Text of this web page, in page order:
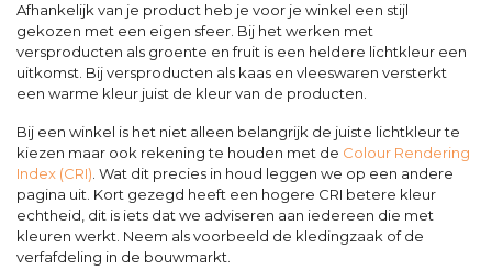
Afhankelijk van je product heb je voor je winkel een stijl
gekozen met een eigen sfeer. Bij het werken met
versproducten als groente en fruit is een heldere lichtkleur een
uitkomst. Bij versproducten als kaas en vleeswaren versterkt
een warme kleur juist de kleur van de producten.
Bij een winkel is het niet alleen belangrijk de juiste lichtkleur te
kiezen maar ook rekening te houden met de Colour Rendering
Index (CRI) . Wat dit precies in houd leggen we op een andere
pagina uit. Kort gezegd heeft een hogere CRI betere kleur
echtheid, dit is iets dat we adviseren aan iedereen die met
kleuren werkt. Neem als voorbeeld de kledingzaak of de
verfafdeling in de bouwmarkt.